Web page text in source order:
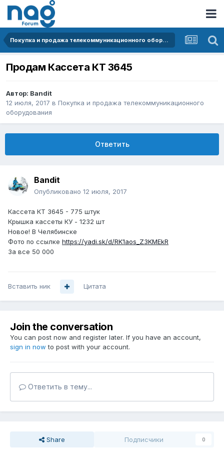
Покупка и продажа телекоммуникационного оборудования
Продам Кассета КТ 3645
Автор: Bandit
12 июля, 2017 в Покупка и продажа телекоммуникационного
оборудования
Ответить
Bandit
Опубликовано 12 июля, 2017
Кассета КТ 3645 - 775 штук
Крышка кассеты КУ - 1232 шт
Новое! В Челябинске
Фото по ссылке https://yadi.sk/d/RK1aos_Z3KMEkR
За все 50 000
Вставить ник Цитата
Join the conversation
You can post now and register later. If you have an account,
sign in now to post with your account.
Ответить в тему...
Share Подписчики 0